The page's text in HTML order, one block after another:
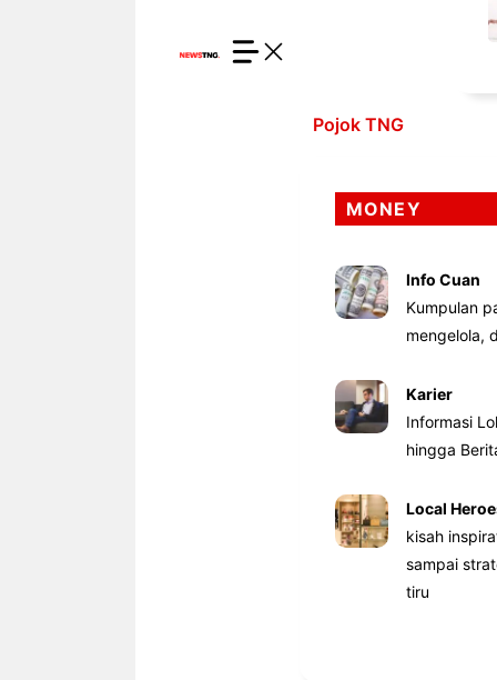
Pojok TNG
MONEY
Info Cuan
Kumpulan
mengelola,
Karier
Informasi
hingga
Local
kisah
sampai
tiru